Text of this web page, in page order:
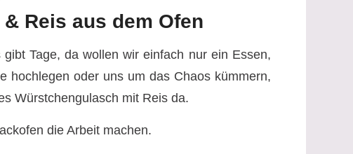
Reis aus dem Ofen
Tage, da wollen wir einfach nur ein Essen,
hochlegen oder uns um das Chaos kümmern,
Würstchengulasch mit Reis da.
die Arbeit machen.